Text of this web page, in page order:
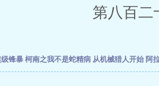
第八百二
级锋暴 柯南之我不是蛇精病 从机械猎人开始 阿